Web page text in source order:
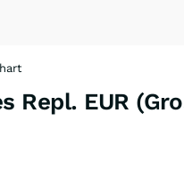
Repl. EUR